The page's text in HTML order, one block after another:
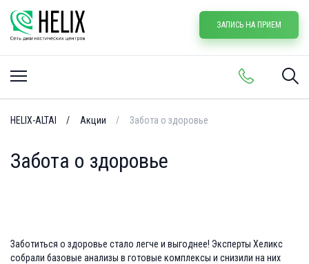
ЗАПИСЬ НА ПРИЕМ
HELIX-ALTAI Акции Забота о здоровье
Забота о здоровье
Заботиться о здоровье стало легче и выгоднее! Эксперты Хеликс
собрали базовые анализы в готовые комплексы и снизили на них